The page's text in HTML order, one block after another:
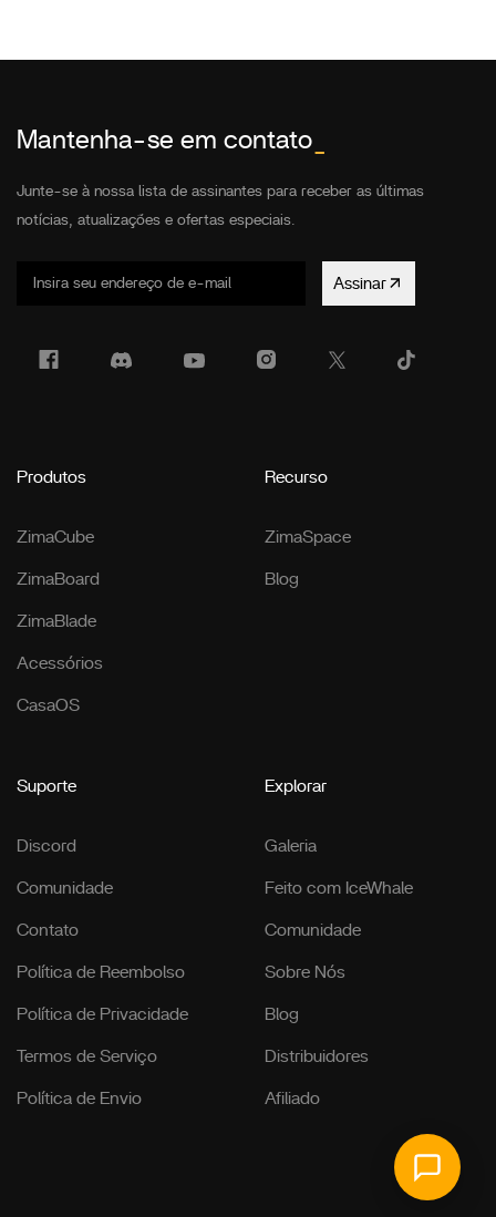
Mantenha-se em contato
Junte-se à nossa lista de assinantes para receber as últimas
notícias, atualizações e ofertas especiais.
Assinar
Produtos
ZimaCube
ZimaBoard
ZimaBlade
Acessórios
CasaOS
Recurso
ZimaSpace
Blog
Suporte
Discord
Comunidade
Contato
Política de Reembolso
Política de Privacidade
Termos de Serviço
Política de Envio
Explorar
Galeria
Feito com IceWhale
Comunidade
Sobre Nós
Blog
Distribuidores
Afiliado